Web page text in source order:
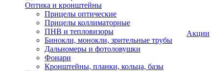
Оптика и кронштейны
Прицелы оптические
Прицелы коллиматорные
ПНВ и тепловизоры
Бинокли, монокли, зрительные трубы
Дальномеры и фотоловушки
Фонари
Кронштейны, планки, кольца, базы
Акции